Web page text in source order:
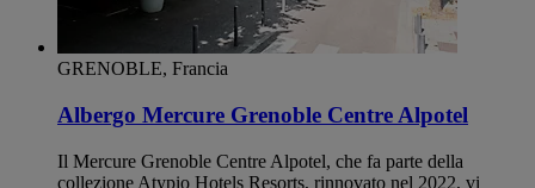
GRENOBLE, Francia
Albergo Mercure Grenoble Centre Alpotel
Il Mercure Grenoble Centre Alpotel, che fa parte della
collezione Atypio Hotels Resorts, rinnovato nel 2022, vi